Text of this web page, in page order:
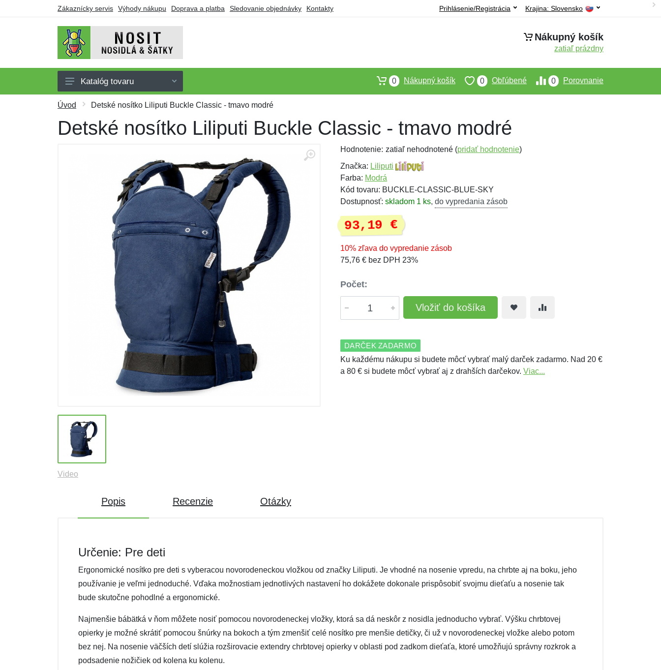
Zákaznícky servis Výhody nákupu Doprava a platba Sledovanie objednávky Kontakty Krajina: Slovensko
Prihlásenie/Registrácia
Nákupný košík
zatiaľ prázdny
Nosidlá
Šatky
Darčekové poukazy
Katalóg tovaru 0 Porovnanie
0 Obľúbené
0 Nákupný košík
Úvod Detské nosítko Liliputi Buckle Classic - tmavo modré
Detské nosítko Liliputi Buckle Classic - tmavo modré
Video
Hodnotenie: zatiaľ nehodnotené (pridať hodnotenie)
Značka: Liliputi
Farba: Modrá
Kód tovaru: BUCKLE-CLASSIC-BLUE-SKY
Dostupnosť: skladom 1 ks, do vypredania zásob
93,19 €
10% zľava do vypredanie zásob
75,76 € bez DPH 23%
Počet:
Vložiť do košíka
DARČEK ZADARMO
Ku každému nákupu si budete môcť vybrať malý darček zadarmo. Nad 20 €
a 80 € si budete môcť vybrať aj z drahších darčekov. Viac...
Popis Recenzie Otázky
Určenie: Pre deti
Ergonomické nosítko pre deti s vyberacou novorodeneckou vložkou od značky Liliputi. Je vhodné na nosenie vpredu, na chrbte aj na boku, jeho
používanie je veľmi jednoduché. Vďaka možnostiam jednotlivých nastavení ho dokážete dokonale prispôsobiť svojmu dieťaťu a nosenie tak
bude skutočne pohodlné a ergonomické.
Najmenšie bábätká v ňom môžete nosiť pomocou novorodeneckej vložky, ktorá sa dá neskôr z nosidla jednoducho vybrať. Výšku chrbtovej
opierky je možné skrátiť pomocou šnúrky na bokoch a tým zmenšiť celé nosítko pre menšie detičky, či už v novorodeneckej vložke alebo potom
bez nej. Na nosenie väčších detí slúžia rozširovacie extendry chrbtovej opierky v oblasti pod zadkom dieťaťa, ktoré umožňujú správny rozkrok a
podsadenie nožičiek od kolena ku kolenu.